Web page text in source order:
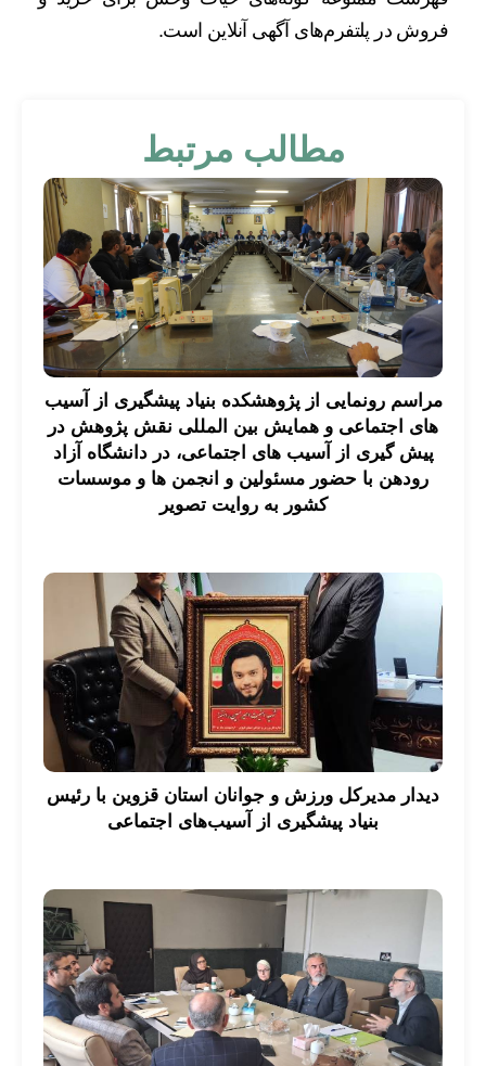
فروش در پلتفرم‌های آگهی آنلاین است.
مطالب مرتبط
مراسم رونمایی از پژوهشکده بنیاد پیشگیری از آسیب
های اجتماعی و همایش بین المللی نقش پژوهش در
پیش گیری از آسیب های اجتماعی، در دانشگاه آزاد
رودهن با حضور مسئولین و انجمن ها و موسسات
کشور به روایت تصویر
دیدار مدیرکل ورزش و جوانان استان قزوین با رئیس
بنیاد پیشگیری از آسیب‌های اجتماعی